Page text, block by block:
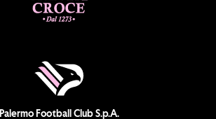
Palermo Football Club S.p.A.